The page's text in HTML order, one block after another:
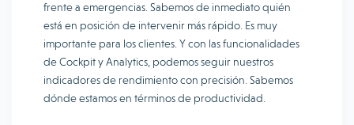
frente a emergencias. Sabemos de inmediato quién
está en posición de intervenir más rápido. Es muy
importante para los clientes. Y con las funcionalidades
de Cockpit y Analytics, podemos seguir nuestros
indicadores de rendimiento con precisión. Sabemos
dónde estamos en términos de productividad.